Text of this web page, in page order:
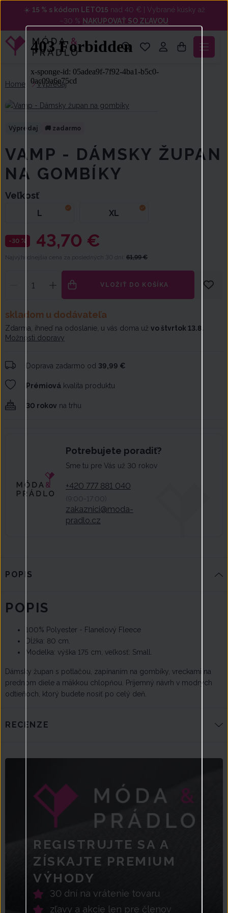
☀️ 15 % s kódom LETO15 nad 40 € | Vybrané kúsky až
−30 % NAKUPOVAŤ SO ZĽAVOU
Home Výpredaj
VAMP - DÁMSKY ŽUPAN
NA GOMBÍKY
Veľkosť
L XL
-30 % 43,70 €
Najvýhodnejšia cena za posledných 30 dní: 61,99 €
VLOŽIŤ DO KOŠÍKA
skladom u dodávateľa
Zdarma, ihneď na odoslanie, u vás doma už vo štvrtok 13.8.
Možnosti dopravy
Doprava zadarmo od 39,99 €
Prémiová kvalita produktu
30 rokov na trhu
Potrebujete poradiť?
Sme tu pre Vás už 30 rokov
+420 777 881 040
(9:00-17:00)
zakaznici@moda-
pradlo.cz
POPIS
POPIS
100% Polyester - Flanelový Fleece
Dĺžka: 80 cm.
Modelka: výška 175 cm, veľkosť: Small.
Dámsky župan s potlačou, zapínaním na gombíky, vreckami na
prednom diele a mäkkou chlopňou. Príjemný návrh v modrých
odtieňoch, ktorý budete nosiť po celý deň.
RECENZE
REGISTRUJTE SA A
ZÍSKAJTE PREMIUM
VÝHODY
30 dní na vrátenie tovaru
zľavy a akcie len pre členov